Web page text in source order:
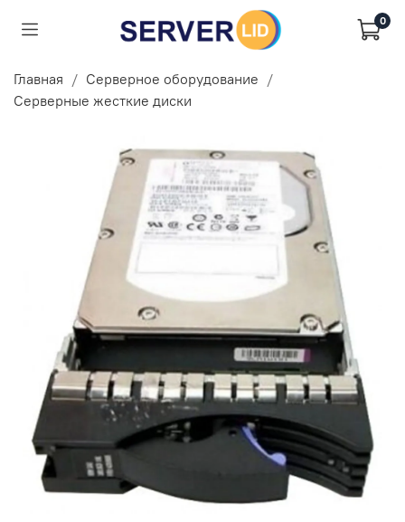
0
Главная
Серверное оборудование
Серверные жесткие диски